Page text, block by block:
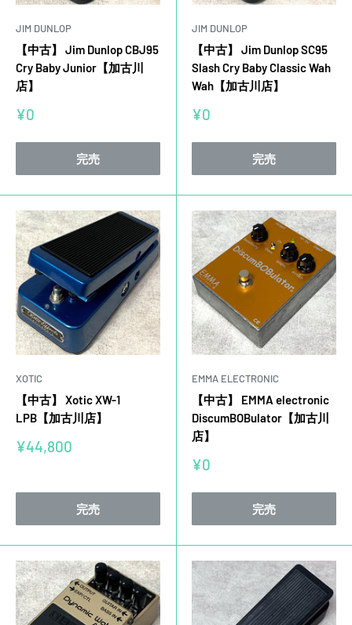
JIM DUNLOP
【中古】 Jim Dunlop CBJ95
Cry Baby Junior【加古川
店】
販
価
¥0
完売
JIM DUNLOP
【中古】 Jim Dunlop SC95
Slash Cry Baby Classic Wah
Wah【加古川店】
販
価
¥0
完売
XOTIC
【中古】 Xotic XW-1
LPB【加古川店】
販
格
¥44,800
完売
EMMA ELECTRONIC
【中古】 EMMA electronic
DiscumBOBulator【加古川
店】
販
価
¥0
完売